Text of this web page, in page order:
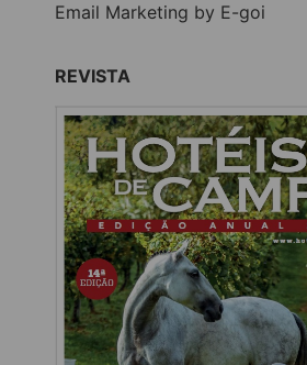
Email Marketing by E-goi
REVISTA